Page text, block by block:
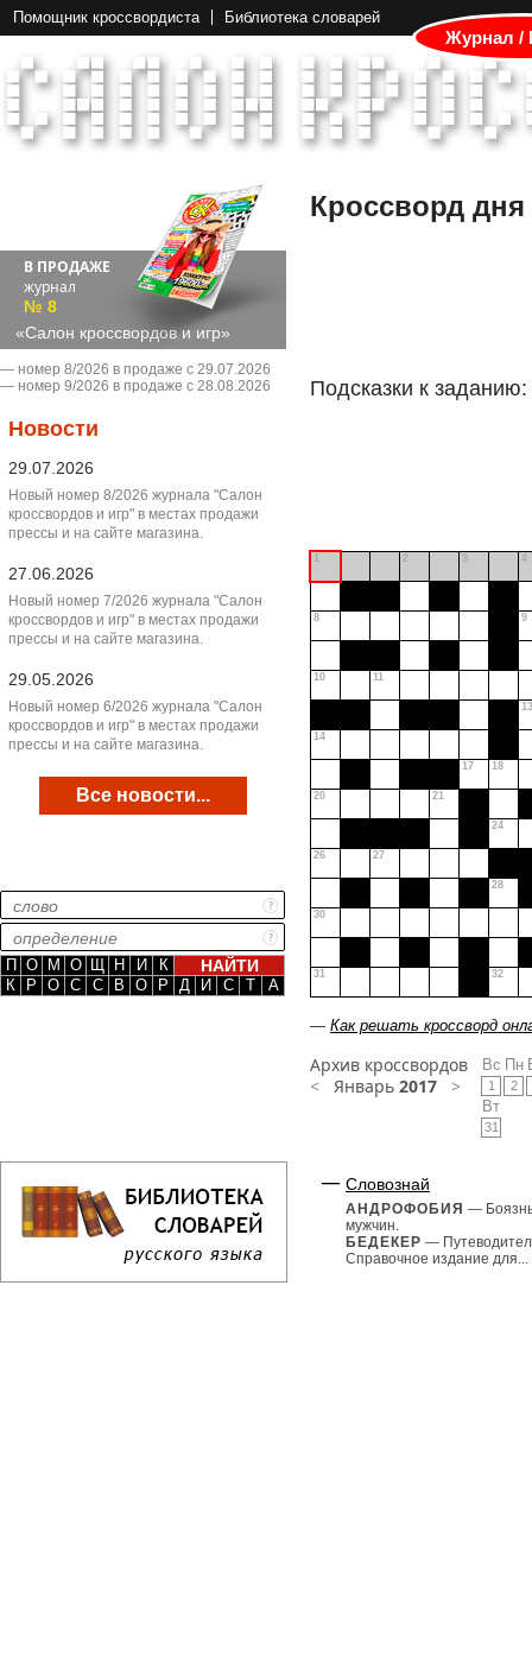
Помощник кроссвордиста Библиотека словарей
Журнал /
В ПРОДАЖЕ
журнал
№ 8
«Салон кроссвордов и игр»
― номер 8/2026 в продаже с 29.07.2026
― номер 9/2026 в продаже с 28.08.2026
Новости
29.07.2026
Новый номер 8/2026 журнала "Салон
кроссвордов и игр" в местах продажи
прессы и на сайте магазина.
27.06.2026
Новый номер 7/2026 журнала "Салон
кроссвордов и игр" в местах продажи
прессы и на сайте магазина.
29.05.2026
Новый номер 6/2026 журнала "Салон
кроссвордов и игр" в местах продажи
прессы и на сайте магазина.
Все новости...
П О М О Щ Н И
К
К
Р О С С В О Р Д И С Т А
Кроссворд дня
Подсказки к заданию:
1 2 3 4
8 9
10 11
13
14
17 18
20 21
24
26 27
28
30
31 32
— Как решать кроссворд
Архив кроссвордов
< Январь 2017 >
Вс
1
Пн
2
Вт
31
Словознай
АНДРОФОБИЯ —
мужчин.
БЕДЕКЕР —
Справочное издание для...